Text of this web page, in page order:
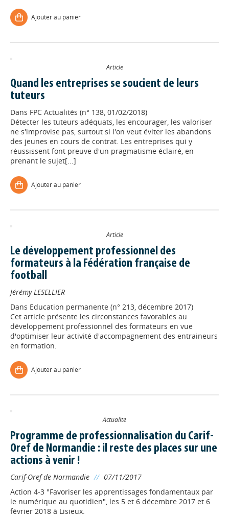
Ajouter au panier
Article
Quand les entreprises se soucient de leurs
tuteurs
Dans FPC Actualités (n° 138, 01/02/2018)
Détecter les tuteurs adéquats, les encourager, les valoriser
ne s'improvise pas, surtout si l'on veut éviter les abandons
des jeunes en cours de contrat. Les entreprises qui y
réussissent font preuve d'un pragmatisme éclairé, en
prenant le sujet[...]
Ajouter au panier
Article
Le développement professionnel des
formateurs à la Fédération française de
football
Jérémy LESELLIER
Dans Education permanente (n° 213, décembre 2017)
Cet article présente les circonstances favorables au
développement professionnel des formateurs en vue
d'optimiser leur activité d'accompagnement des entraineurs
en formation.
Ajouter au panier
Actualité
Programme de professionnalisation du Carif-
Oref de Normandie : il reste des places sur une
actions à venir !
Carif-Oref de Normandie // 07/11/2017
Action 4-3 "Favoriser les apprentissages fondamentaux par
le numérique au quotidien", les 5 et 6 décembre 2017 et 6
février 2018 à Lisieux.